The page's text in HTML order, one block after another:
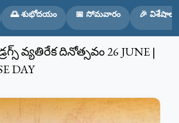
Skip to main content
🌅 శుభోదయం 📅 సోమవారం 🎉 విశేషాలు
వ్యతిరేక దినోత్సవం 26 JUNE |
DAY